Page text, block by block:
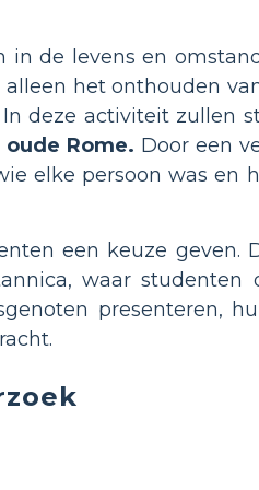
in de levens en
het onthouden
deze activiteit zullen
Rome. Door een
elke persoon was en
een keuze geven.
waar studenten
presenteren,